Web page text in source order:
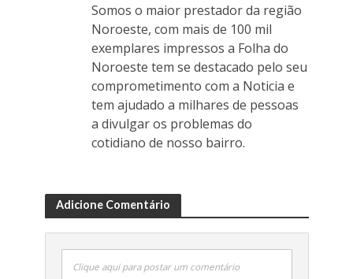
Somos o maior prestador da região
Noroeste, com mais de 100 mil
exemplares impressos a Folha do
Noroeste tem se destacado pelo seu
comprometimento com a Noticia e
tem ajudado a milhares de pessoas
a divulgar os problemas do
cotidiano de nosso bairro.
Adicione Comentário
Clique aqui para postar um comentário